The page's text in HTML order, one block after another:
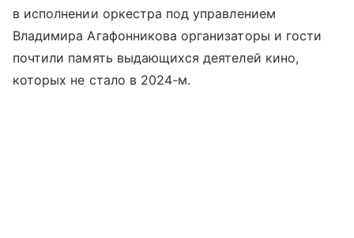
в исполнении оркестра под управлением
Владимира Агафонникова организаторы и гости
почтили память выдающихся деятелей кино,
которых не стало в 2024-м.